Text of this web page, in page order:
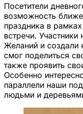
Посетители
возможность
праздника в
встречи.
Желаний и создали
смог поделиться
также проявить
Особенно
параллели наши
людьми и